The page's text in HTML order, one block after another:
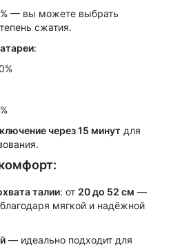
— вы можете выбрать
сжатия.
:
через 15 минут для
талии: от 20 до 52 см —
мягкой и надёжной
— идеально подходит для